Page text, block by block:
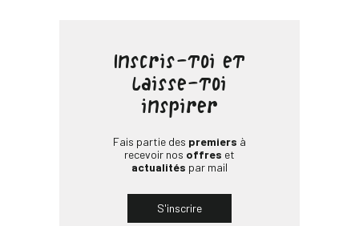
Inscris-toi et
laisse-toi
inspirer
Fais partie des premiers à
recevoir nos offres et
actualités par mail
S'inscrire